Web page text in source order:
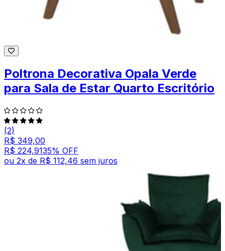
Poltrona Decorativa Opala Verde
para Sala de Estar Quarto Escritório
(2)
R$ 349,00
R$ 224,9135% OFF
ou 2x de R$ 112,46 sem juros